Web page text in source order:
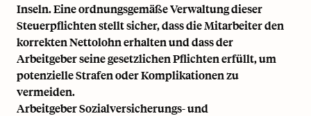
Inseln. Eine ordnungsgemäße Verwaltung dieser
Steuerpflichten stellt sicher, dass die Mitarbeiter den
korrekten Nettolohn erhalten und dass der
Arbeitgeber seine gesetzlichen Pflichten erfüllt, um
potenzielle Strafen oder Komplikationen zu
vermeiden.
Arbeitgeber Sozialversicherungs- und